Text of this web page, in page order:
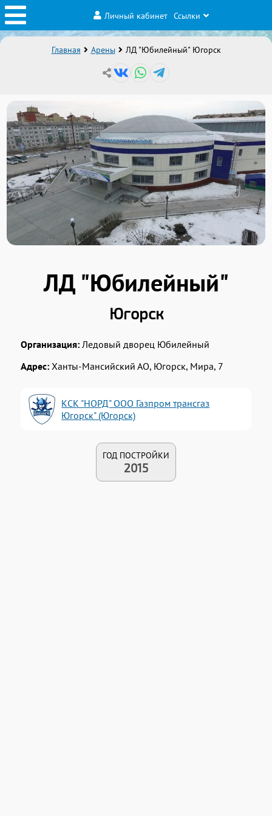
Личный кабинет Ссылки
Главная Арены ЛД "Юбилейный" Югорск
ЛД "Юбилейный"
Югорск
Организация: Ледовый дворец Юбилейный
Адрес: Ханты-Мансийский АО, Югорск, Мира, 7
КСК "НОРД" ООО Газпром трансгаз
Югорск" (Югорск)
ГОД ПОСТРОЙКИ
2015